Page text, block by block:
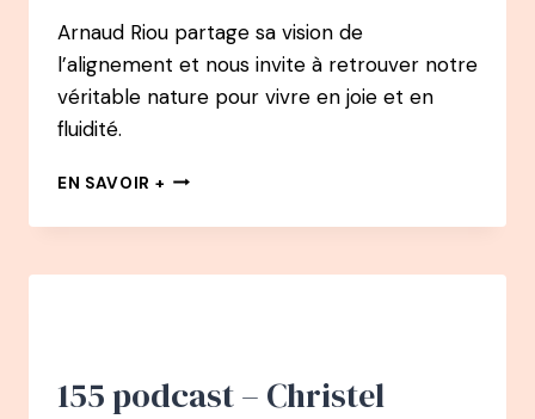
&
CONSULTANTE
EN
GESTION
ET
Arnaud Riou partage sa vision de
l’alignement et nous invite à retrouver notre
véritable nature pour vivre en joie et en
fluidité.
EN SAVOIR + 158
–
RIOU
AVEC
155 podcast – Christel